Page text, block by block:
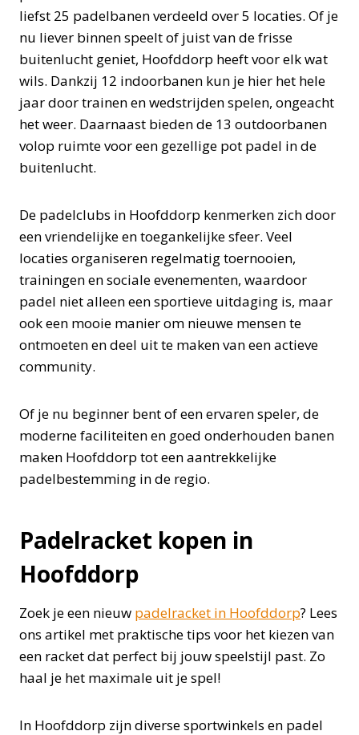
liefst 25 padelbanen verdeeld over 5 locaties. Of je
nu liever binnen speelt of juist van de frisse
buitenlucht geniet, Hoofddorp heeft voor elk wat
wils. Dankzij 12 indoorbanen kun je hier het hele
jaar door trainen en wedstrijden spelen, ongeacht
het weer. Daarnaast bieden de 13 outdoorbanen
volop ruimte voor een gezellige pot padel in de
buitenlucht.
De padelclubs in Hoofddorp kenmerken zich door
een vriendelijke en toegankelijke sfeer. Veel
locaties organiseren regelmatig toernooien,
trainingen en sociale evenementen, waardoor
padel niet alleen een sportieve uitdaging is, maar
ook een mooie manier om nieuwe mensen te
ontmoeten en deel uit te maken van een actieve
community.
Of je nu beginner bent of een ervaren speler, de
moderne faciliteiten en goed onderhouden banen
maken Hoofddorp tot een aantrekkelijke
padelbestemming in de regio.
Padelracket kopen in
Hoofddorp
Zoek je een nieuw padelracket in Hoofddorp? Lees
ons artikel met praktische tips voor het kiezen van
een racket dat perfect bij jouw speelstijl past. Zo
haal je het maximale uit je spel!
In Hoofddorp zijn diverse sportwinkels en padel